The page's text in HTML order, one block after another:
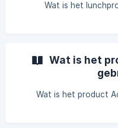
Wat is het
Wat is het
Wat is het product